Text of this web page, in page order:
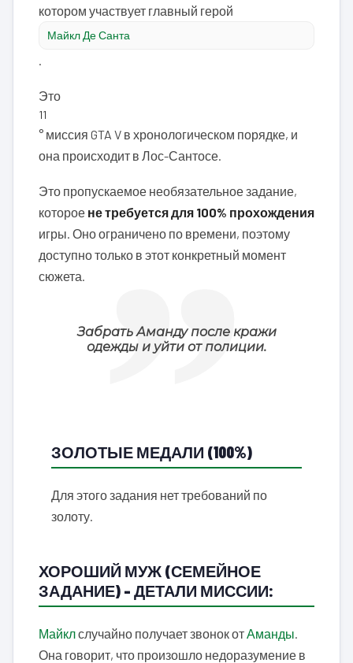
котором участвует главный герой
Майкл Де Санта
.
Это
11
° миссия GTA V в хронологическом порядке, и
она происходит в Лос-Сантосе.
Это пропускаемое необязательное задание,
которое не требуется для 100% прохождения
игры. Оно ограничено по времени, поэтому
доступно только в этот конкретный момент
сюжета.
Забрать Аманду после кражи
одежды и уйти от полиции.
ЗОЛОТЫЕ МЕДАЛИ (100%)
Для этого задания нет требований по
золоту.
ХОРОШИЙ МУЖ (СЕМЕЙНОЕ
ЗАДАНИЕ) – ДЕТАЛИ МИССИИ:
Майклслучайно получает звонок отАманды.
Она говорит, что произошло недоразумение в